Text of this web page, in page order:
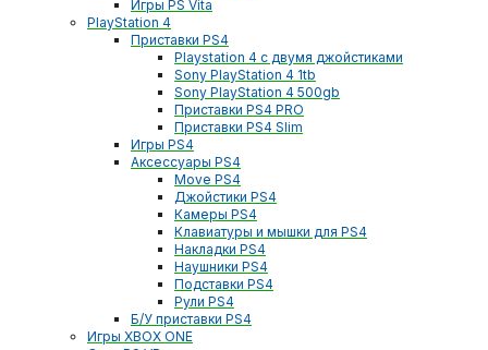
Игры PS Vita
PlayStation 4
Приставки PS4
Playstation 4 с двумя джойстиками
Sony PlayStation 4 1tb
Sony PlayStation 4 500gb
Приставки PS4 PRO
Приставки PS4 Slim
Игры PS4
Аксессуары PS4
Move PS4
Джойстики PS4
Камеры PS4
Клавиатуры и мышки для PS4
Накладки PS4
Наушники PS4
Подставки PS4
Рули PS4
Б/У приставки PS4
Игры XBOX ONE